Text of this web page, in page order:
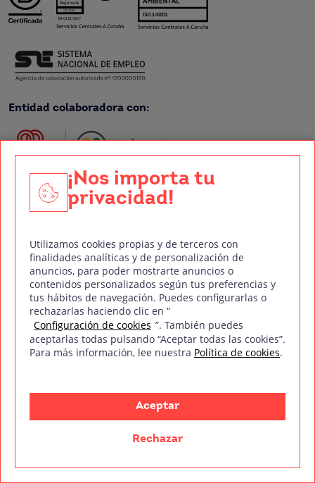
Entidad colaboradora con:
Treintaycincomm
Empresas colaboradoras
Staff
FAQ’s
Formaciones
¡Nos importa tu
privacidad!
Utilizamos cookies propias y de terceros con
finalidades analíticas y de personalización de
anuncios, para poder mostrarte anuncios o
contenidos personalizados según tus preferencias y
tus hábitos de navegación. Puedes configurarlas o
rechazarlas haciendo clic en “
Configuración de cookies ”. También puedes
aceptarlas todas pulsando “Aceptar todas las cookies”.
Para más información, lee nuestra Política de cookies.
Aceptar
Rechazar